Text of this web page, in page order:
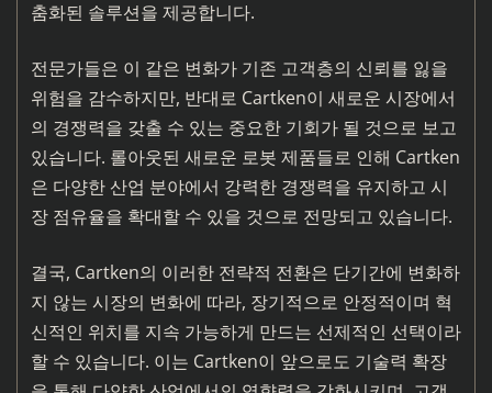
춤화된 솔루션을 제공합니다.
전문가들은 이 같은 변화가 기존 고객층의 신뢰를 잃을
위험을 감수하지만, 반대로 Cartken이 새로운 시장에서
의 경쟁력을 갖출 수 있는 중요한 기회가 될 것으로 보고
있습니다. 롤아웃된 새로운 로봇 제품들로 인해 Cartken
은 다양한 산업 분야에서 강력한 경쟁력을 유지하고 시
장 점유율을 확대할 수 있을 것으로 전망되고 있습니다.
결국, Cartken의 이러한 전략적 전환은 단기간에 변화하
지 않는 시장의 변화에 따라, 장기적으로 안정적이며 혁
신적인 위치를 지속 가능하게 만드는 선제적인 선택이라
할 수 있습니다. 이는 Cartken이 앞으로도 기술력 확장